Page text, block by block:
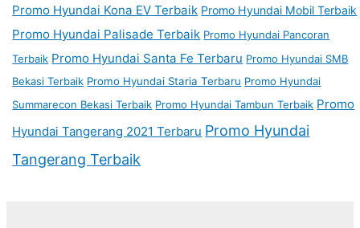
Promo Hyundai Kona EV Terbaik Promo Hyundai Mobil Terbaik
Promo Hyundai Palisade Terbaik Promo Hyundai Pancoran
Terbaik Promo Hyundai Santa Fe Terbaru Promo Hyundai SMB
Bekasi Terbaik Promo Hyundai Staria Terbaru Promo Hyundai
Summarecon Bekasi Terbaik Promo Hyundai Tambun Terbaik Promo
Hyundai Tangerang 2021 Terbaru Promo Hyundai
Tangerang Terbaik